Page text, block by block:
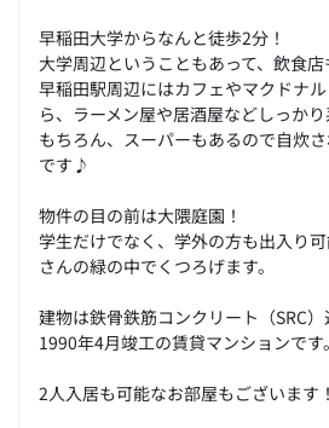
早稲田大学からなんと徒歩2分！
大学周辺ということもあって、飲食店
早稲田駅周辺にはカフェやマクドナ
ら、ラーメン屋や居酒屋などしっかり
もちろん、スーパーもあるので自炊
です♪
物件の目の前は大隈庭園！
学生だけでなく、学外の方も出入り
さんの緑の中でくつろげます。
建物は鉄骨鉄筋コンクリート（SRC）
1990年4月竣工の賃貸マンションです。
2人入居も可能なお部屋もございます！